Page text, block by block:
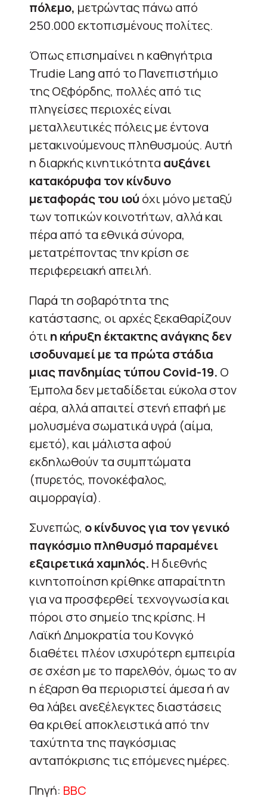
πόλεμο, μετρώντας πάνω από
250.000 εκτοπισμένους πολίτες.
Όπως επισημαίνει η καθηγήτρια
Trudie Lang από το Πανεπιστήμιο
της Οξφόρδης, πολλές από τις
πληγείσες περιοχές είναι
μεταλλευτικές πόλεις με έντονα
μετακινούμενους πληθυσμούς. Αυτή
η διαρκής κινητικότητα αυξάνει
κατακόρυφα τον κίνδυνο
μεταφοράς του ιού όχι μόνο μεταξύ
των τοπικών κοινοτήτων, αλλά και
πέρα από τα εθνικά σύνορα,
μετατρέποντας την κρίση σε
περιφερειακή απειλή.
Παρά τη σοβαρότητα της
κατάστασης, οι αρχές ξεκαθαρίζουν
ότι η κήρυξη έκτακτης ανάγκης δεν
ισοδυναμεί με τα πρώτα στάδια
μιας πανδημίας τύπου Covid-19. Ο
Έμπολα δεν μεταδίδεται εύκολα στον
αέρα, αλλά απαιτεί στενή επαφή με
μολυσμένα σωματικά υγρά (αίμα,
εμετό), και μάλιστα αφού
εκδηλωθούν τα συμπτώματα
(πυρετός, πονοκέφαλος,
αιμορραγία).
Συνεπώς, ο κίνδυνος για τον γενικό
παγκόσμιο πληθυσμό παραμένει
εξαιρετικά χαμηλός. Η διεθνής
κινητοποίηση κρίθηκε απαραίτητη
για να προσφερθεί τεχνογνωσία και
πόροι στο σημείο της κρίσης. Η
Λαϊκή Δημοκρατία του Κονγκό
διαθέτει πλέον ισχυρότερη εμπειρία
σε σχέση με το παρελθόν, όμως το αν
η έξαρση θα περιοριστεί άμεσα ή αν
θα λάβει ανεξέλεγκτες διαστάσεις
θα κριθεί αποκλειστικά από την
ταχύτητα της παγκόσμιας
ανταπόκρισης τις επόμενες ημέρες.
Πηγή: BBC